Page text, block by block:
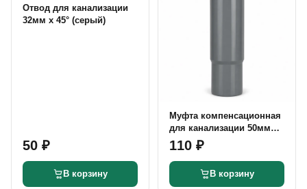
Отвод для канализации
32мм х 45° (серый)
50 ₽
В корзину
Муфта компенсационная
для канализации 50мм
(серый)
110 ₽
В корзину